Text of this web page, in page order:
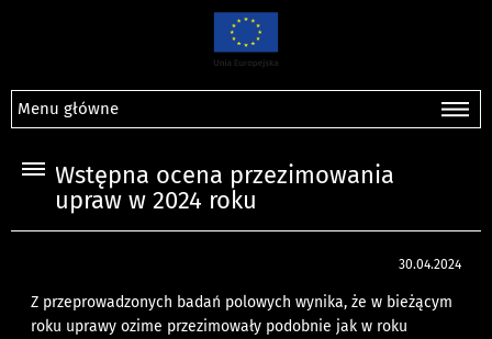
Menu główne
Wstępna ocena przezimowania
upraw w 2024 roku
30.04.2024
Z przeprowadzonych badań polowych wynika, że w bieżącym
roku uprawy ozime przezimowały podobnie jak w roku